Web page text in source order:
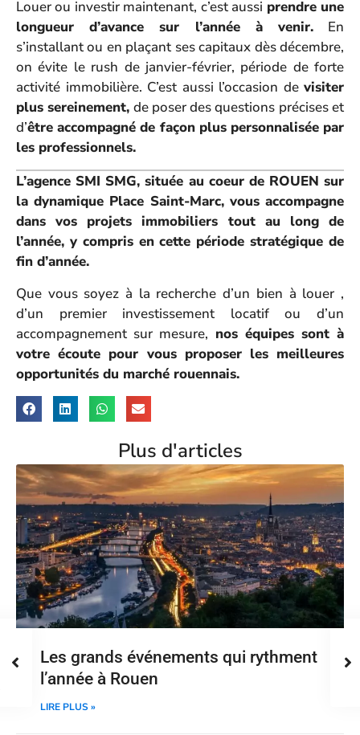
Louer ou investir maintenant, c’est aussi prendre une
longueur d’avance sur l’année à venir.En
s’installant ou en plaçant ses capitaux dès décembre,
on évite le rush de janvier-février, période de forte
activité immobilière. C’est aussi l’occasion de visiter
plus sereinement, de poser des questions précises et
d’être accompagné de façon plus personnalisée par
les professionnels.
L’agence SMI SMG, située au coeur de ROUEN sur
la dynamique Place Saint-Marc, vous accompagne
dans vos projets immobiliers tout au long de
l’année, y compris en cette période stratégique de
fin d’année.
Que vous soyez à la recherche d’un bien à louer ,
d’un premier investissement locatif ou d’un
accompagnement sur mesure, nos équipes sont à
votre écoute pour vous proposer les meilleures
opportunités du marché rouennais.
Plus d'articles
Les grands événements qui rythment
l’année à Rouen
LIRE PLUS »